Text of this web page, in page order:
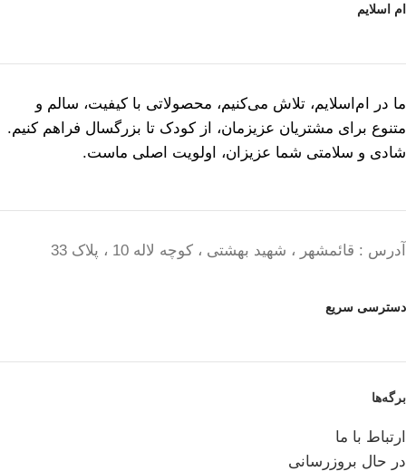
ام اسلایم
ما در ام‌اسلایم، تلاش می‌کنیم، محصولاتی با کیفیت، سالم و
متنوع برای مشتریان عزیزمان، از کودک تا بزرگسال فراهم کنیم.
شادی و سلامتی شما عزیزان، اولویت اصلی ماست.
آدرس : قائمشهر ، شهید بهشتی ، کوچه لاله 10 ، پلاک 33
دسترسی سریع
برگه‌ها
ارتباط با ما
در حال بروزرسانی